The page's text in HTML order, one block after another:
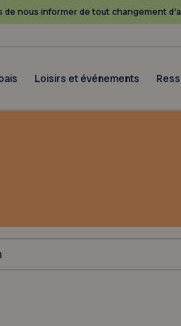
de nous informer de tout changement
Loisirs et événements